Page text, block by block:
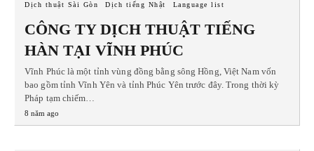
Dịch thuật Sài Gòn Dịch tiếng Nhật Language list
CÔNG TY DỊCH THUẬT TIẾNG
HÀN TẠI VĨNH PHÚC
Vĩnh Phúc là một tỉnh vùng đồng bằng sông Hồng, Việt Nam vốn
bao gồm tỉnh Vĩnh Yên và tỉnh Phúc Yên trước đây. Trong thời kỳ
Pháp tạm chiếm…
8 năm ago